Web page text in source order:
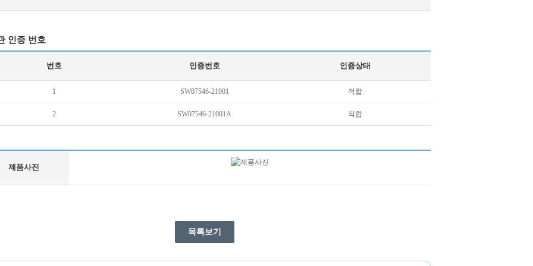
인증 번호
번호 인증번호 인증상태
1 SW07546-21001 적합
2 SW07546-21001A 적합
제품사진
목록보기